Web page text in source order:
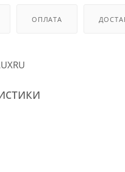
ОПЛАТА